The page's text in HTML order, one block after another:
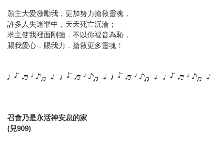
願主大愛激勵我，更加努力搶救靈魂，
許多人失迷罪中，天天死亡沉淪；
求主使我裡面剛強，不以你福音為恥，
賜我愛心，賜我力，搶救更多靈魂！
召會乃是永活神安息的家
(兒909)